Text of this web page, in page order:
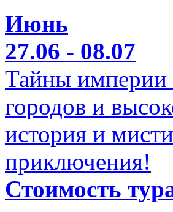
Июнь
27.06 - 08.07
Тайны империи
городов и
история и
приключения!
Стоимость